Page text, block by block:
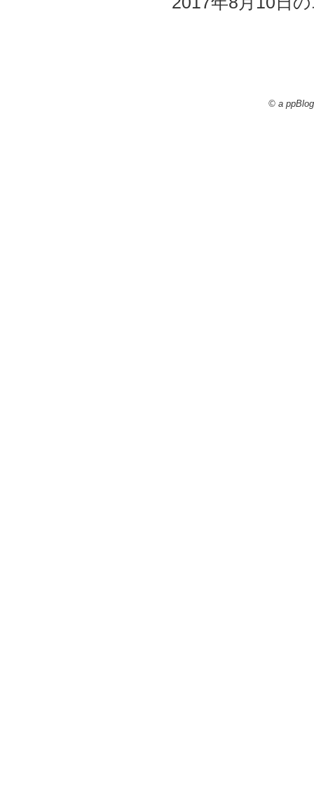
© a